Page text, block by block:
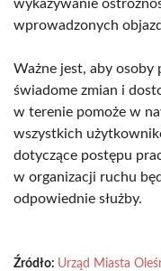
wykazywanie
wprowadzonych
Ważne jest, aby osoby
świadome zmian i
w terenie pomoże w
wszystkich
dotyczące postępu
w organizacji ruchu
odpowiednie służby.
Źródło: Urząd Miasta